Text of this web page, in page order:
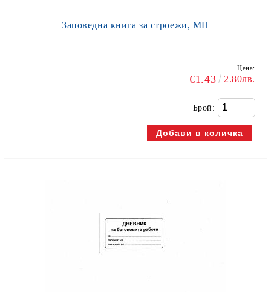
Заповедна книга за строежи, МП
Цена:
€1.43 2.80лв.
Брой: